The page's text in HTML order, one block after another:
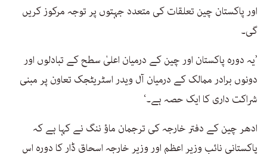
اور پاکستان چین تعلقات کی متعدد جہتوں پر توجہ مرکوز کریں
گی۔
’یہ دورہ پاکستان اور چین کے درمیان اعلیٰ سطح کے تبادلوں اور
دونوں برادر ممالک کے درمیان آل ویدر اسٹریٹجک تعاون پر مبنی
شراکت داری کا ایک حصہ ہے۔‘
ادھر چین کے دفتر خارجہ کی ترجمان ماؤ ننگ نے کہا ہے کہ
پاکستانی نائب وزیر اعظم اور وزیر خارجہ اسحاق ڈار کا دورہ اس